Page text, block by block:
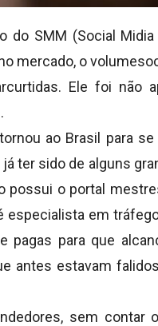
do SMM (Social
mercado, o
Ele foi não
ao Brasil para
ter sido de alguns
possui o portal
especialista em
pagas para que
antes estavam
sem contar